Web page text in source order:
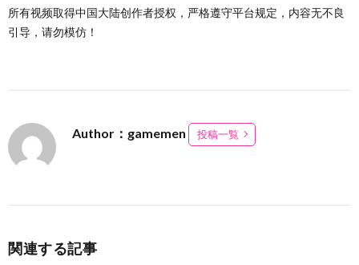
所有视频取得中国大陆创作者授权，严格遵守平台规定，内容无不良
引导，请勿模仿！
Author：gamemen 投稿一覧
関連する記事